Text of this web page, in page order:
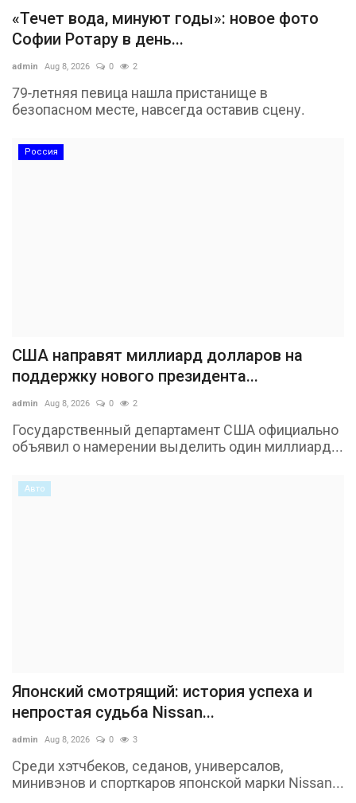
«Течет вода, минуют годы»: новое фото
Софии Ротару в день...
admin Aug 8, 2026 0 2
79-летняя певица нашла пристанище в
безопасном месте, навсегда оставив сцену.
Россия
США направят миллиард долларов на
поддержку нового президента...
admin Aug 8, 2026 0 2
Государственный департамент США официально
объявил о намерении выделить один миллиард...
Авто
Японский смотрящий: история успеха и
непростая судьба Nissan...
admin Aug 8, 2026 0 3
Среди хэтчбеков, седанов, универсалов,
минивэнов и спорткаров японской марки Nissan...